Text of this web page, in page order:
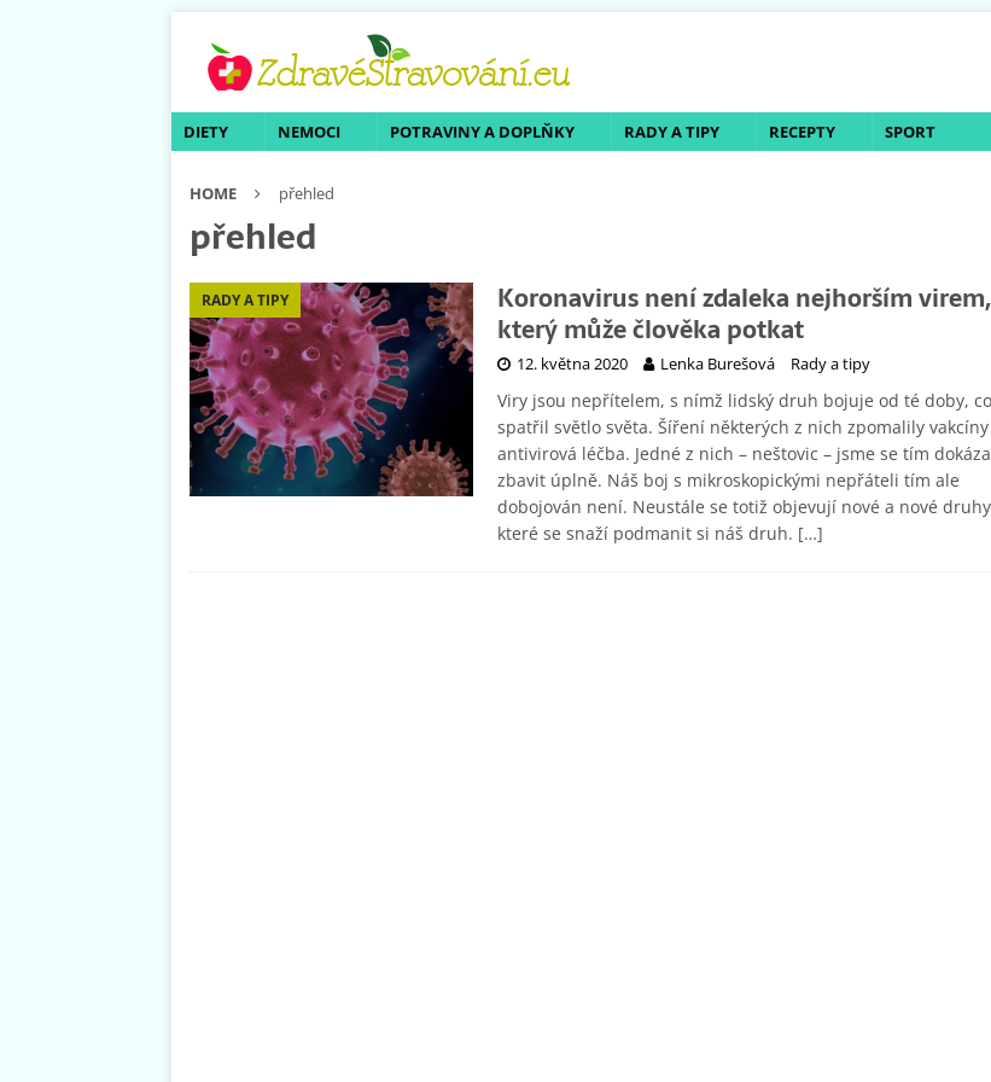
DIETY NEMOCI POTRAVINY A DOPLŇKY RADY A TIPY RECEPTY SPORT
HOME přehled
přehled
RADY A TIPY
Koronavirus není zdaleka nejhorším virem,
který může člověka potkat
12. května 2020 Lenka Burešová Rady a tipy
Viry jsou nepřítelem, s nímž lidský druh bojuje od té doby, co
spatřil světlo světa. Šíření některých z nich zpomalily vakcíny
antivirová léčba. Jedné z nich – neštovic – jsme se tím
zbavit úplně. Náš boj s mikroskopickými nepřáteli tím ale
dobojován není. Neustále se totiž objevují nové a nové
které se snaží podmanit si náš druh. […]